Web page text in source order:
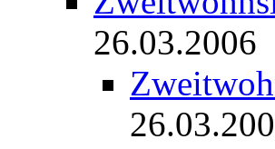
26.03.2006